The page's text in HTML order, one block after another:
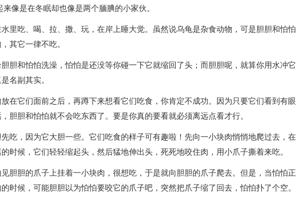
像是在冬眠却也像是两个腼腆的小家伙。
里吃、喝、拉、撒、玩，在岸上睡大觉。虽然说乌龟是杂食动物，可是胆胆和怕怕
其它一律不吃。
胆和怕怕洗澡，怕怕是还没等你碰一下它就缩回了头；而胆胆呢，就算你用水冲它
名副其实。
在它们面前之后，再蹲下来想看它们吃食，你肯定不成功。因为只要它们看到有眼
胆胆和怕怕就不会吃东西了。要是你真的要看就必须离远点看才行。
吃，因为它大胆一些。它们吃食的样子可有趣啦！先向一小块肉悄悄地爬过去，在
时候，它们轻轻缩起头，然后猛地伸出头，死死地咬住肉，用小爪子撕着来吃。
胆胆的爪子上挂着一小块肉，很想吃，于是就向胆胆的爪子爬去。但是，当怕怕正
时候，可能胆胆以为怕怕要咬它的爪子吧，突然把爪子缩了回去，怕怕扑了个空。